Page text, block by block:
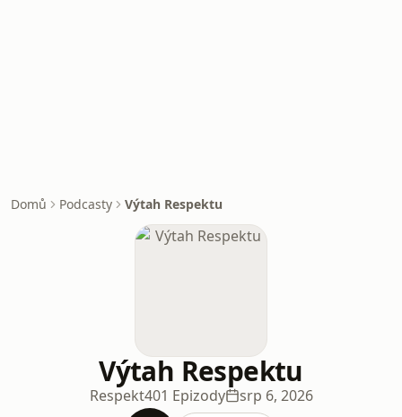
Domů Podcasty Výtah Respektu
Výtah Respektu
Respekt401 Epizody srp 6, 2026